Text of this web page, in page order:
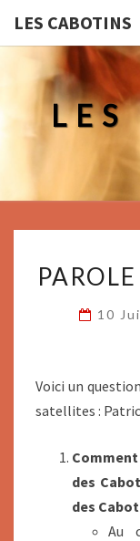
LES CABOTINS
LES
10
Voici un
satellites :
des
des
Au